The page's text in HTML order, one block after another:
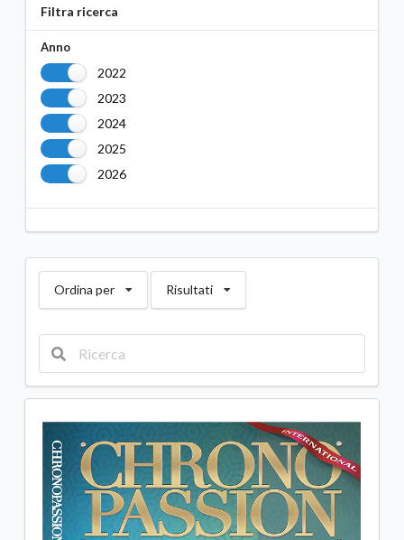
Filtra ricerca
Anno
2022
2023
2024
2025
2026
Ordina per Risultati